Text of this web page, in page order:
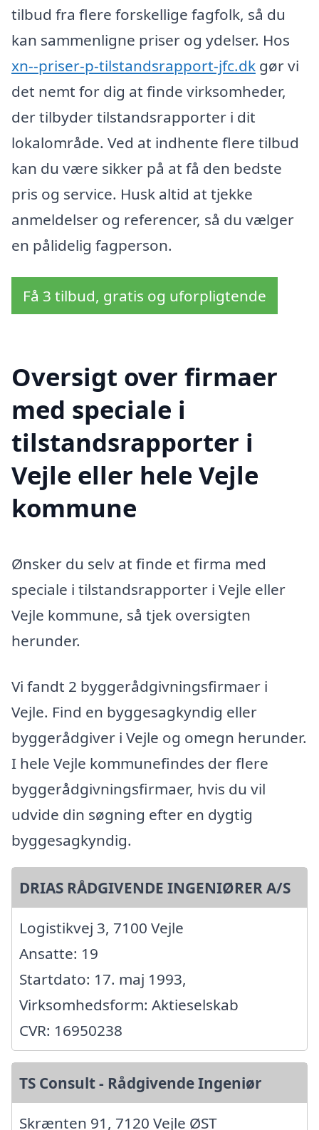
tilbud fra flere forskellige fagfolk, så du
kan sammenligne priser og ydelser. Hos
xn--priser-p-tilstandsrapport-jfc.dk gør vi
det nemt for dig at finde virksomheder,
der tilbyder tilstandsrapporter i dit
lokalområde. Ved at indhente flere tilbud
kan du være sikker på at få den bedste
pris og service. Husk altid at tjekke
anmeldelser og referencer, så du vælger
en pålidelig fagperson.
Få 3 tilbud, gratis og uforpligtende
Oversigt over firmaer
med speciale i
tilstandsrapporter i
Vejle eller hele Vejle
kommune
Ønsker du selv at finde et firma med
speciale i tilstandsrapporter i Vejle eller
Vejle kommune, så tjek oversigten
herunder.
Vi fandt 2 byggerådgivningsfirmaer i
Vejle. Find en byggesagkyndig eller
byggerådgiver i Vejle og omegn herunder.
I hele Vejle kommunefindes der flere
byggerådgivningsfirmaer, hvis du vil
udvide din søgning efter en dygtig
byggesagkyndig.
DRIAS RÅDGIVENDE INGENIØRER A/S
Logistikvej 3, 7100 Vejle
Ansatte: 19
Startdato: 17. maj 1993,
Virksomhedsform: Aktieselskab
CVR: 16950238
TS Consult - Rådgivende Ingeniør
Skrænten 91, 7120 Vejle ØST